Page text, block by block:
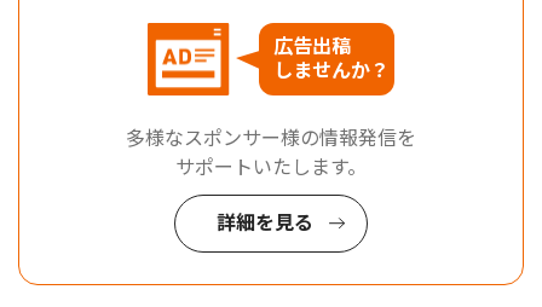
広告出稿
しませんか？
多様なスポンサー様の情報発信を
サポートいたします。
詳細を見る